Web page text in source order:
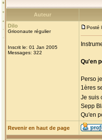
Auteur
Dilo
Grioonaute régulier
Inscrit le: 01 Jan 2005
Messages: 322
Posté
Qu'en
Perso
1ères
Je suis
Sepp
Qu'en
Revenir en haut de page